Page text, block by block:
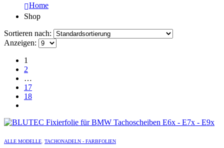
Home
Shop
Sortieren nach:
Anzeigen:
1
2
…
17
18
ALLE MODELLE TACHONADELN - FARBFOLIEN